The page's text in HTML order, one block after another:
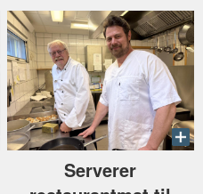
Serverer